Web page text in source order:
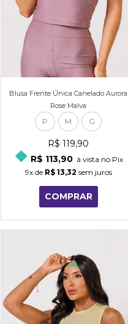
Blusa Frente Única Canelado Aurora
Rose Malva
P M G
R$ 119,90
R$ 113,90 à vista no Pix
9xde R$ 13,32 sem juros
COMPRAR